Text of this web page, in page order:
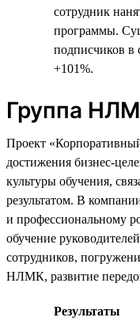
сотрудник
программы.
подписчиков в
+101%.
Группа
Проект
достижения бизнес-
культуры обучения,
результатом. В
и профессиональному
обучение
сотрудников,
НЛМК, развитие
Результаты